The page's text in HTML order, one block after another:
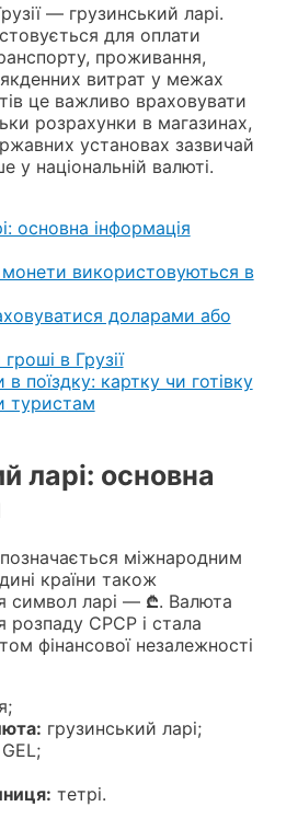
— грузинський ларі.
для оплати
проживання,
витрат у межах
це важливо враховувати
розрахунки в магазинах,
установах зазвичай
у національній валюті.
основна інформація
монети використовуються в
доларами або
в Грузії
поїздку: картку чи готівку
туристам
ларі: основна
міжнародним
країни також
символ ларі — ₾. Валюта
розпаду СРСР і стала
фінансової незалежності
грузинський ларі;
GEL;
тетрі.